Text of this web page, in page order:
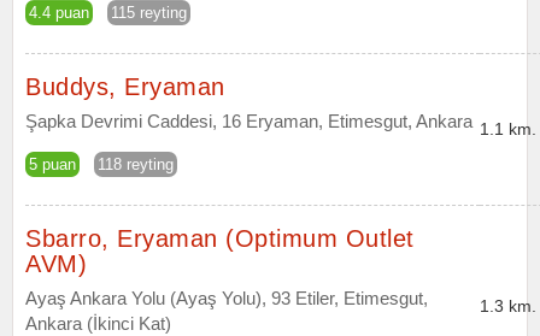
4.4 puan 115 reyting
Buddys, Eryaman
Şapka Devrimi Caddesi, 16 Eryaman, Etimesgut, Ankara
5 puan 118 reyting
1.1 km.
Sbarro, Eryaman (Optimum Outlet
AVM)
Ayaş Ankara Yolu (Ayaş Yolu), 93 Etiler, Etimesgut,
Ankara (İkinci Kat)
1.3 km.